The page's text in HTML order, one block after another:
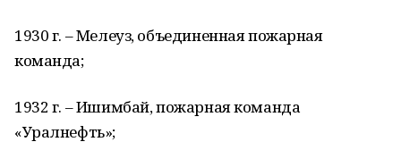
1930 г. – Мелеуз, объединенная пожарная
команда;
1932 г. – Ишимбай, пожарная команда
«Уралнефть»;